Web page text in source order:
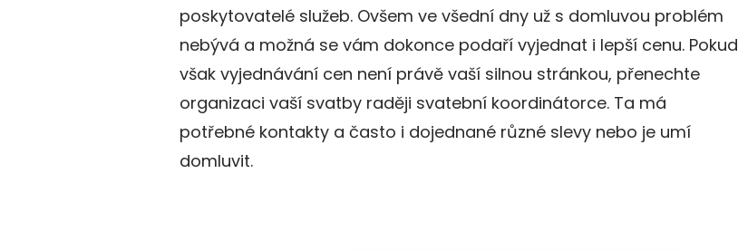
poskytovatelé služeb. Ovšem ve všední dny už s domluvou problém
nebývá a možná se vám dokonce podaří vyjednat i lepší cenu. Pokud
však vyjednávání cen není právě vaší silnou stránkou, přenechte
organizaci vaší svatby raději svatební koordinátorce. Ta má
potřebné kontakty a často i dojednané různé slevy nebo je umí
domluvit.